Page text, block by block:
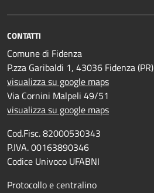
CONTATTI
Comune di Fidenza
P.zza Garibaldi 1, 43036 Fidenza (PR)
visualizza su google maps
Via Cornini Malpeli 49/51
visualizza su google maps
Cod.Fisc. 82000530343
P.IVA. 00163890346
Codice Univoco UFABNI
Protocollo e centralino